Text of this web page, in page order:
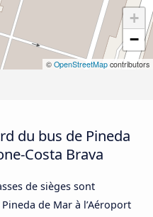
+
−
© OpenStreetMap contributors
du bus de Pineda
Costa Brava
de sièges sont
de Mar à l’Aéroport